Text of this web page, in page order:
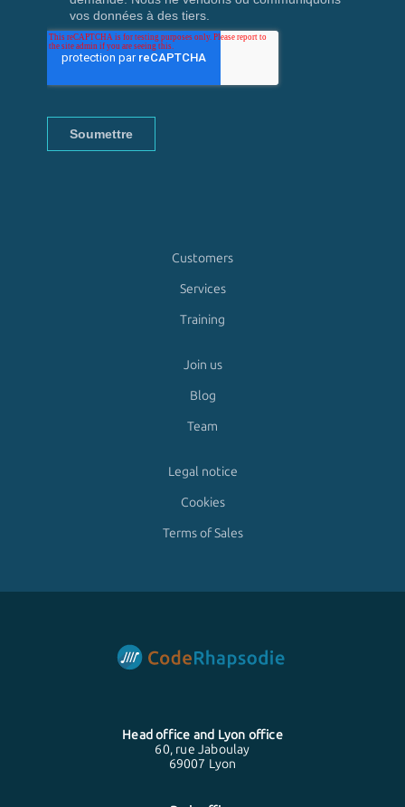
Customers
Services
Training
Join us
Blog
Team
Legal notice
Cookies
Terms of Sales
Head office and Lyon office
60, rue Jaboulay
69007 Lyon